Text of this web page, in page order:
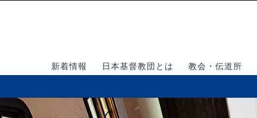
新着情報 日本基督教団とは 教会・伝道所